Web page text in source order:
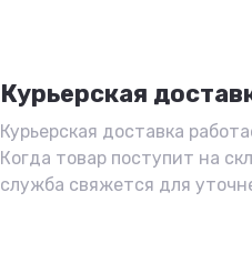
Курьерская
Курьерская доставка
Когда товар поступит на
служба свяжется для